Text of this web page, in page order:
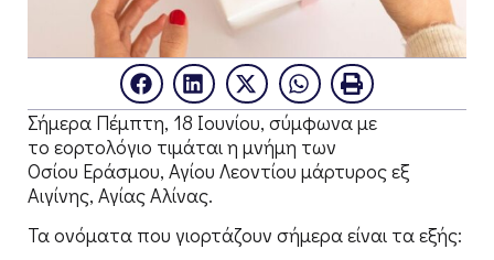
Σήμερα Πέμπτη, 18 Ιουνίου, σύμφωνα με
το εορτολόγιο τιμάται η μνήμη των
Οσίου Εράσμου, Αγίου Λεοντίου μάρτυρος εξ
Αιγίνης, Αγίας Αλίνας.
Τα ονόματα που γιορτάζουν σήμερα είναι τα εξής: